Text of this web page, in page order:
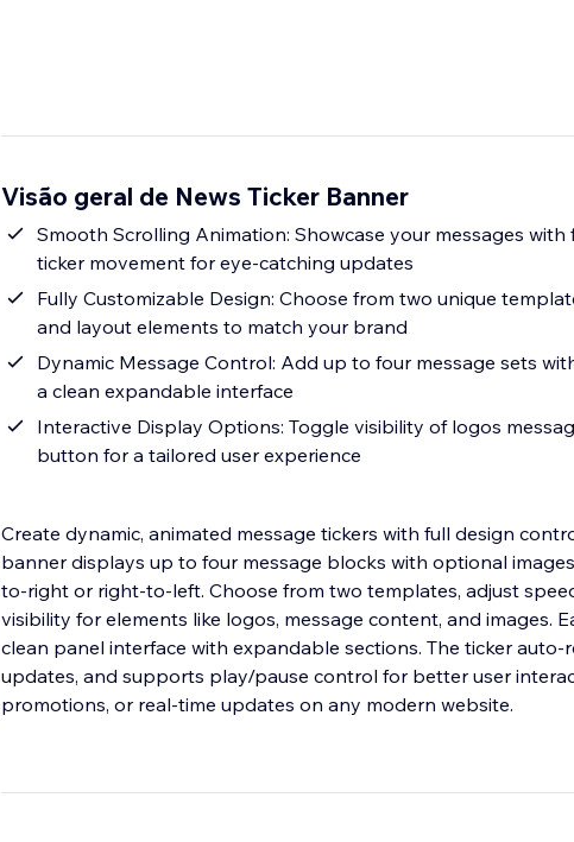
Visão geral de News Ticker Banner
Smooth Scrolling Animation: Showcase your messages
ticker movement for eye-catching updates
Fully Customizable Design: Choose from two unique
and layout elements to match your brand
Dynamic Message Control: Add up to four message sets
a clean expandable interface
Interactive Display Options: Toggle visibility of logos
button for a tailored user experience
Create dynamic, animated message tickers with full design
banner displays up to four message blocks with optional
to-right or right-to-left. Choose from two templates, adjust
visibility for elements like logos, message content, and images.
clean panel interface with expandable sections. The ticker
updates, and supports play/pause control for better user
promotions, or real-time updates on any modern website.